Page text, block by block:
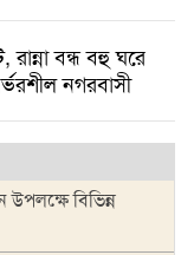
রান্না বন্ধ বহু ঘরে
নগরবাসী
বিভিন্ন